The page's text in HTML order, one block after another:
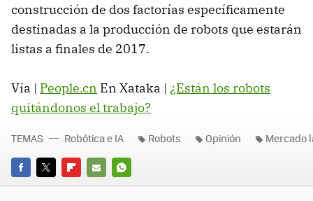
construcción de dos factorías específicamente
destinadas a la producción de robots que estarán
listas a finales de 2017.
Vía | People.cn En Xataka | ¿Están los robots
quitándonos el trabajo?
FACEBOOK
TWITTERFLIPBOARD
E-
WHATSAPP
TEMAS Robótica e IA Robots Opinión Mercado